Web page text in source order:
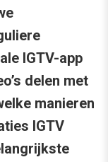
IGTV-app
delen met
manieren
IGTV